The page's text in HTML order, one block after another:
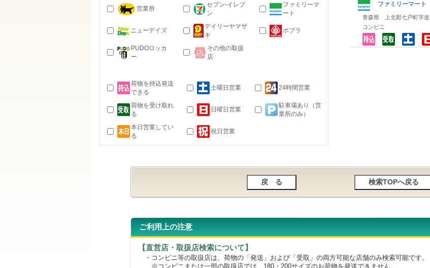
ファミリーマー
青森県 上北郡七戸町字道
コンビニ
営業所
セブン-イレブ
ン
ファミリーマ
ート
ニューデイズ
デイリーヤマザ
キ
ポプラ
PUDOロッカ
ー
その他の取扱
店
荷物を持込発送
できる
土曜日営業 24時間営業
荷物を受け取れ
る
日曜日営業
駐車場あり（営
業所のみ）
本日営業してい
る
祝日営業
ご利用上の注意
【直営店・取扱店検索について】
・コンビニ等の取扱店は、荷物の「発送」および「受取」の両方可能な店舗のみ検索可能です。
※コンビニまたは一部の取扱店では、180・200サイズのお荷物を発送できません。